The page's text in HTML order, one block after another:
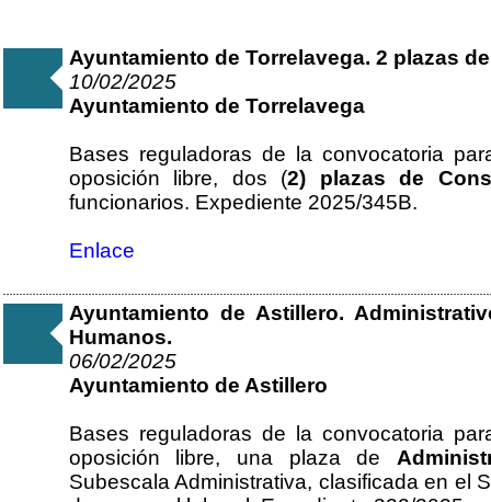
Ayuntamiento de Torrelavega. 2 plazas
10/02/2025
Ayuntamiento de Torrelavega
Bases reguladoras de la convocatoria
oposición libre, dos (2) plazas de
funcionarios. Expediente 2025/345B.
Enlace
Ayuntamiento de Astillero.
Humanos.
06/02/2025
Ayuntamiento de Astillero
Bases reguladoras de la convocatoria
oposición libre, una plaza de
Subescala Administrativa, clasificada en el